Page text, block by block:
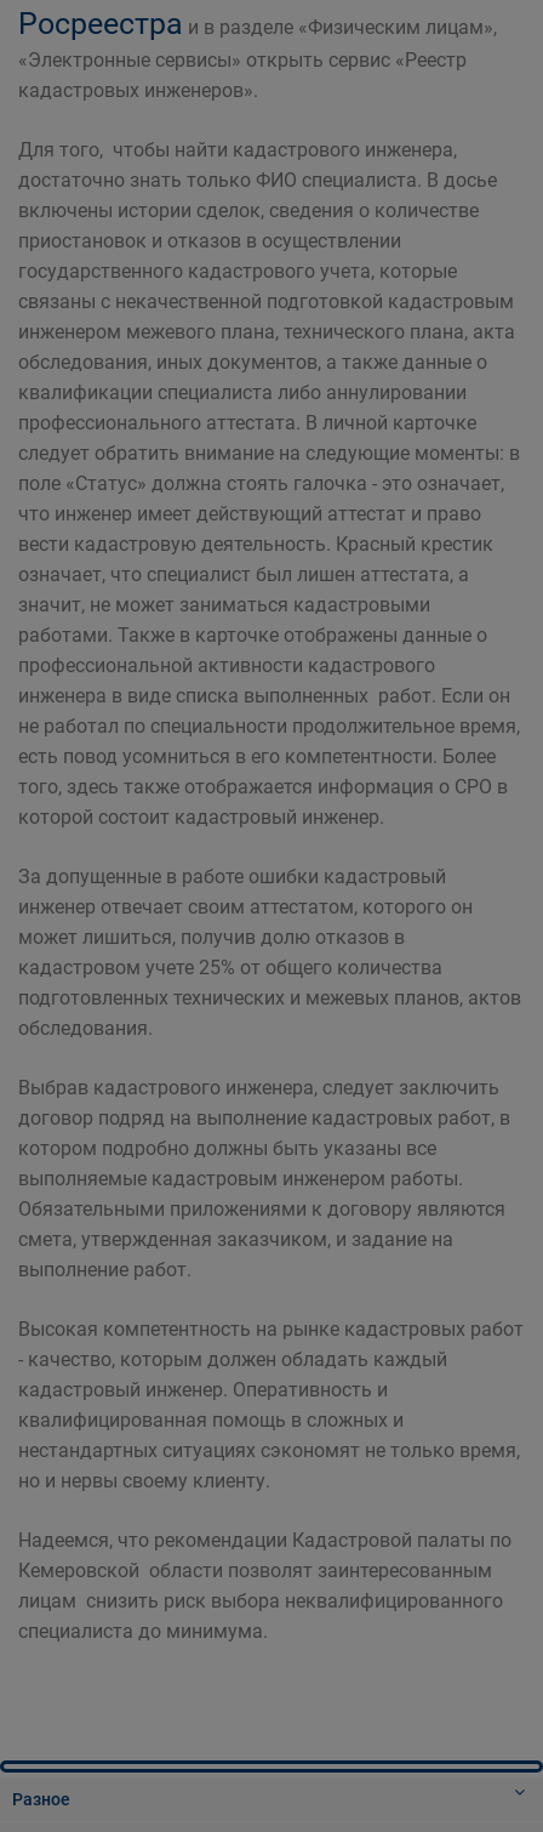
Росреестра и в разделе «Физическим лицам»,
«Электронные сервисы» открыть сервис «Реестр
кадастровых инженеров».
Для того, чтобы найти кадастрового инженера,
достаточно знать только ФИО специалиста. В досье
включены истории сделок, сведения о количестве
приостановок и отказов в осуществлении
государственного кадастрового учета, которые
связаны с некачественной подготовкой кадастровым
инженером межевого плана, технического плана, акта
обследования, иных документов, а также данные о
квалификации специалиста либо аннулировании
профессионального аттестата. В личной карточке
следует обратить внимание на следующие моменты: в
поле «Статус» должна стоять галочка - это означает,
что инженер имеет действующий аттестат и право
вести кадастровую деятельность. Красный крестик
означает, что специалист был лишен аттестата, а
значит, не может заниматься кадастровыми
работами. Также в карточке отображены данные о
профессиональной активности кадастрового
инженера в виде списка выполненных работ. Если он
не работал по специальности продолжительное время,
есть повод усомниться в его компетентности. Более
того, здесь также отображается информация о СРО в
которой состоит кадастровый инженер.
За допущенные в работе ошибки кадастровый
инженер отвечает своим аттестатом, которого он
может лишиться, получив долю отказов в
кадастровом учете 25% от общего количества
подготовленных технических и межевых планов, актов
обследования.
Выбрав кадастрового инженера, следует заключить
договор подряд на выполнение кадастровых работ, в
котором подробно должны быть указаны все
выполняемые кадастровым инженером работы.
Обязательными приложениями к договору являются
смета, утвержденная заказчиком, и задание на
выполнение работ.
Высокая компетентность на рынке кадастровых работ
- качество, которым должен обладать каждый
кадастровый инженер. Оперативность и
квалифицированная помощь в сложных и
нестандартных ситуациях сэкономят не только время,
но и нервы своему клиенту.
Надеемся, что рекомендации Кадастровой палаты по
Кемеровской области позволят заинтересованным
лицам снизить риск выбора неквалифицированного
специалиста до минимума.
Разное